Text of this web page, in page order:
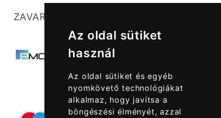
Az oldal sütiket
használ
Az oldal sütiket és egyéb
nyomkövető technológiákat
alkalmaz, hogy javítsa a
böngészési élményét, azzal
ZAVARTALAN MŰKÖDÉSÜNKET SEGÍTIK